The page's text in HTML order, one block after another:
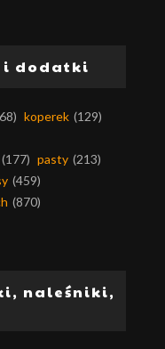
i dodatki
koperek (129)
(177) pasty (213)
(459)
(870)
naleśniki,